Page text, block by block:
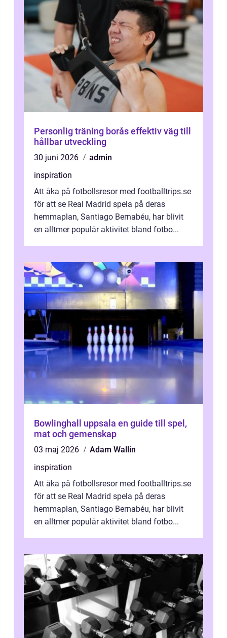
Personlig träning borås effektiv väg till
hållbar utveckling
30 juni 2026
admin
inspiration
Att åka på fotbollsresor med footballtrips.se
för att se Real Madrid spela på deras
hemmaplan, Santiago Bernabéu, har blivit
en alltmer populär aktivitet bland fotbo...
Bowlinghall uppsala en guide till spel,
mat och gemenskap
03 maj 2026
Adam Wallin
inspiration
Att åka på fotbollsresor med footballtrips.se
för att se Real Madrid spela på deras
hemmaplan, Santiago Bernabéu, har blivit
en alltmer populär aktivitet bland fotbo...